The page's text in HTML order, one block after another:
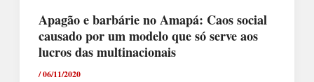
Apagão e barbárie no Amapá: Caos social
causado por um modelo que só serve aos
lucros das multinacionais
/06/11/2020